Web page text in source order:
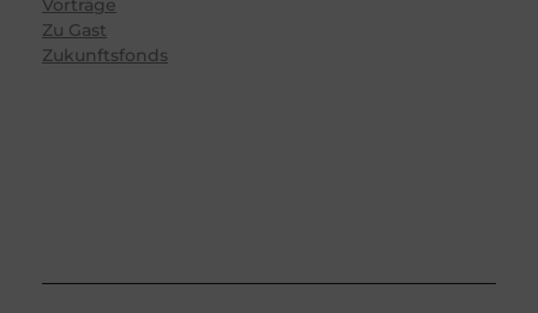
Vorträge
Zu Gast
Zukunftsfonds